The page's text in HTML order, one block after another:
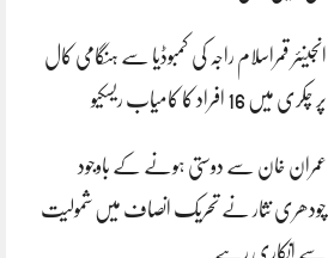
انجینئر قمراسلام راجہ کی کمبوڈیا سے ہنگامی کال
پر چکری میں 16 افراد کا کامیاب ریسکیو
عمران خان سے دوستی ہونے کے باوجود
چودھری نثار نے تحریک انصاف میں شمولیت
سے انکاری رہے